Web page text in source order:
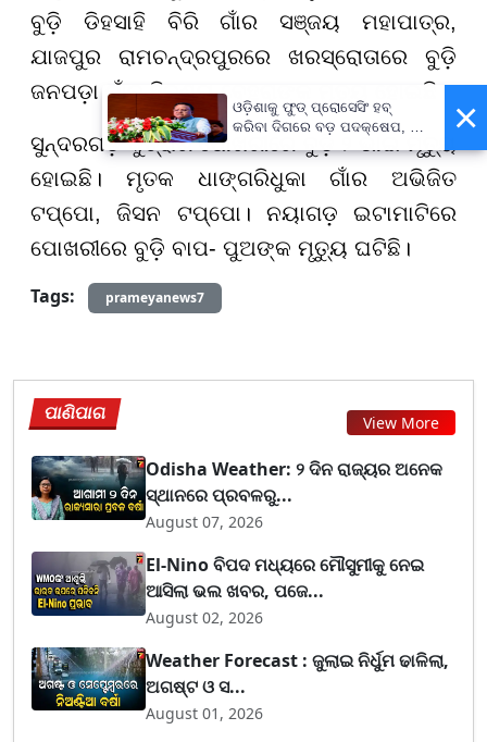
ବୁଡ଼ି ଡିହସାହି ବିରି ଗାଁର ସଞ୍ଜୟ ମହାପାତ୍ର,
ଯାଜପୁର ରାମଚନ୍ଦ୍ରପୁରରେ ଖରସ୍ରୋତାରେ ବୁଡ଼ି
ଜନପଡ଼ା ଗାଁର ହିରଣ୍ୟ ବେହୁରାଙ୍କ ମୃତ୍ୟୁ ହୋଇଛି।
ସୁନ୍ଦରଗଡ଼ କୁତ୍ରାର ପୋଖରୀରେ ବୁଡ଼ି ୨ ଭାଇ ମୃତ୍ୟୁ
ହୋଇଛି। ମୃତକ ଧାଙ୍ଗରିଧୁକା ଗାଁର ଅଭିଜିତ
ଟପ୍ପୋ, ଜିସନ ଟପ୍ପୋ। ନୟାଗଡ଼ ଇଟାମାଟିରେ
ପୋଖରୀରେ ବୁଡ଼ି ବାପ- ପୁଅଙ୍କ ମୃତ୍ୟୁ ଘଟିଛି।
Tags:
prameyanews7
ପାଣିପାଗ View More
Odisha Weather: ୨ ଦିନ ରାଜ୍ୟର ଅନେକ
ସ୍ଥାନରେ ପ୍ରବଳରୁ...
August 07, 2026
El-Nino ବିପଦ ମଧ୍ୟରେ ମୌସୁମୀକୁ ନେଇ
ଆସିଲା ଭଲ ଖବର, ପଜେ...
August 02, 2026
Weather Forecast : ଜୁଲାଇ ନିର୍ଧୁମ ଢାଳିଲା,
ଅଗଷ୍ଟ ଓ ସ...
August 01, 2026
×
ଓଡ଼ିଶାକୁ ଫୁଡ୍ ପ୍ରୋସେସିଂ ହବ୍
କରିବା ଦିଗରେ ବଡ଼ ପଦକ୍ଷେପ, ୪୨
ହଜାରରୁ ଅଧିକ ନିଯୁକ୍ତି ସୁଯୋଗ